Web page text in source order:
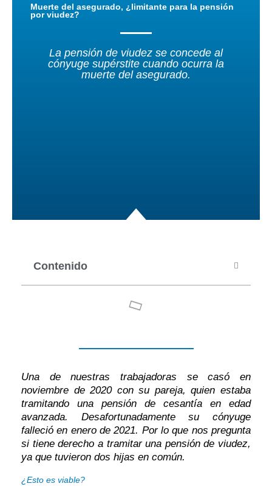
Muerte del asegurado, ¿limitante para la pensión
por viudez?
La pensión de viudez se concede al
cónyuge supérstite cuando ocurra la
muerte del asegurado.
Contenido
Una de nuestras trabajadoras se casó en
noviembre de 2020 con su pareja, quien estaba
tramitando una pensión de cesantía en edad
avanzada. Desafortunadamente su cónyuge
falleció en enero de 2021. Por lo que nos pregunta
si tiene derecho a tramitar una pensión de viudez,
ya que tuvieron dos hijas en común.
¿Esto es viable?